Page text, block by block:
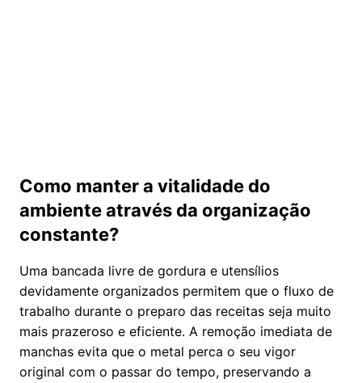
Como manter a vitalidade do
ambiente através da organização
constante?
Uma bancada livre de gordura e utensílios
devidamente organizados permitem que o fluxo de
trabalho durante o preparo das receitas seja muito
mais prazeroso e eficiente. A remoção imediata de
manchas evita que o metal perca o seu vigor
original com o passar do tempo, preservando a